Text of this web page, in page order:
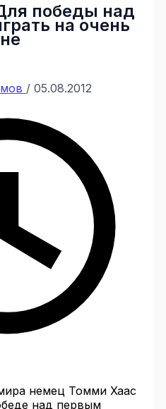
победы над
на очень
/ 05.08.2012
немец Томми Хаас
над первым